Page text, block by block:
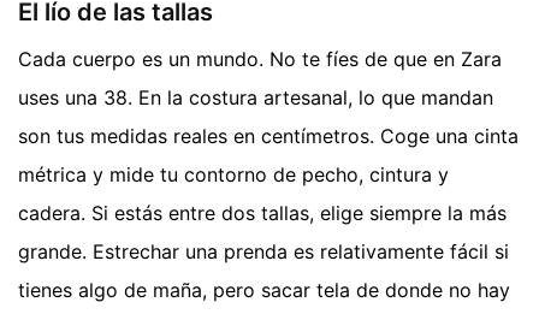
El lío de las tallas
Cada cuerpo es un mundo. No te fíes de que en Zara
uses una 38. En la costura artesanal, lo que mandan
son tus medidas reales en centímetros. Coge una cinta
métrica y mide tu contorno de pecho, cintura y
cadera. Si estás entre dos tallas, elige siempre la más
grande. Estrechar una prenda es relativamente fácil si
tienes algo de maña, pero sacar tela de donde no hay